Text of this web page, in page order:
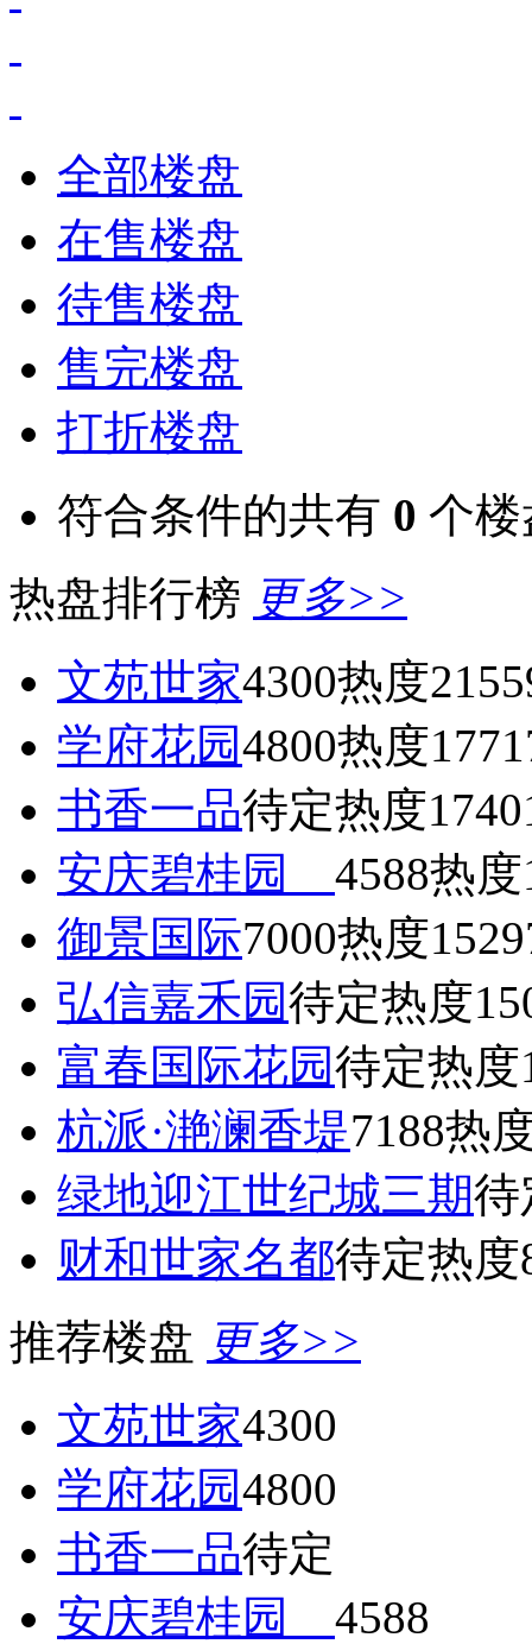
全部楼盘
在售楼盘
待售楼盘
售完楼盘
打折楼盘
符合条件的共有 0 个楼
热盘排行榜 更多>>
文苑世家4300热度
学府花园4800热度
书香一品待定热度
安庆碧桂园 4588热度
御景国际7000热度
弘信嘉禾园待定热度
富春国际花园待定热度
杭派·滟澜香堤7188热
绿地迎江世纪城三期待
财和世家名都待定热度
推荐楼盘 更多>>
文苑世家4300
学府花园4800
书香一品待定
安庆碧桂园 4588